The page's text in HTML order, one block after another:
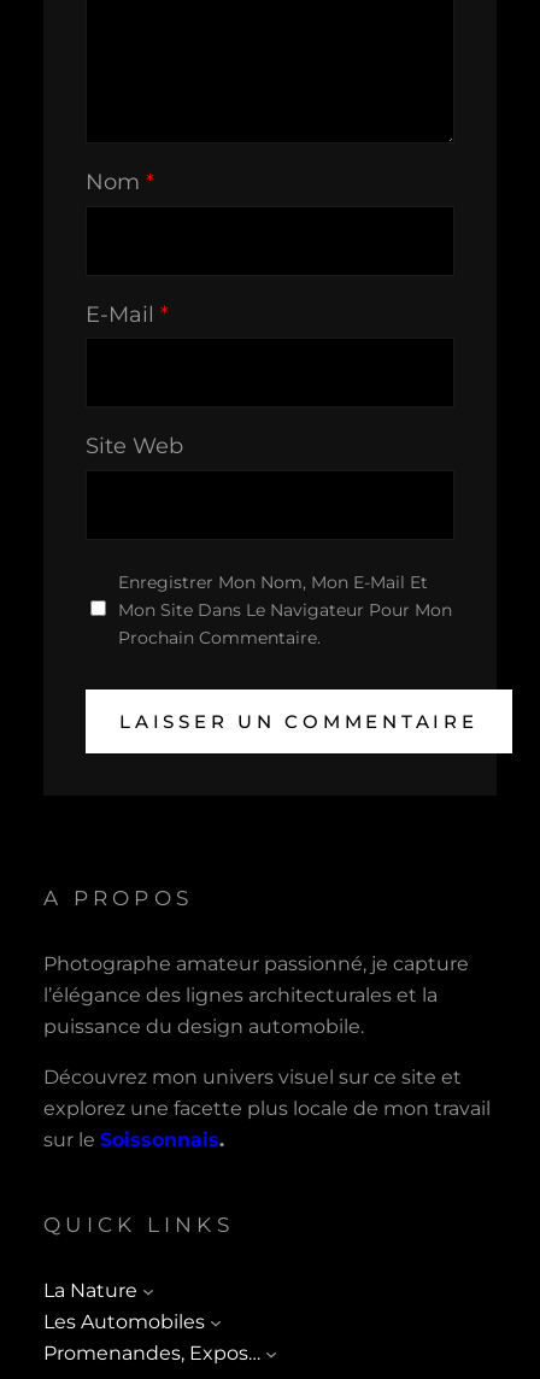
Nom *
E-Mail *
Site Web
Enregistrer Mon Nom, Mon E-Mail Et
Mon Site Dans Le Navigateur Pour Mon
Prochain Commentaire.
A PROPOS
Photographe amateur passionné, je capture
l’élégance des lignes architecturales et la
puissance du design automobile.
Découvrez mon univers visuel sur ce site et
explorez une facette plus locale de mon travail
sur le Soissonnais.
QUICK LINKS
La Nature
Les Automobiles
Promenandes, Expos…